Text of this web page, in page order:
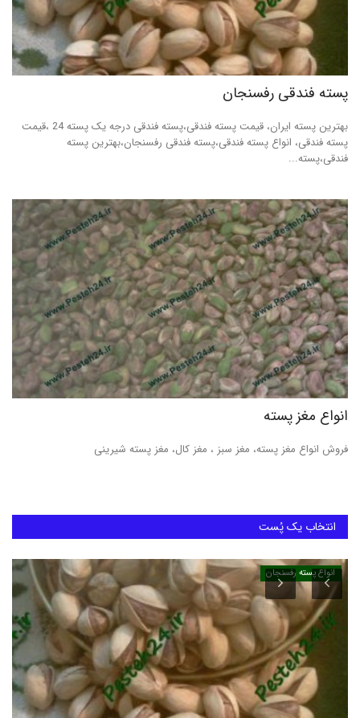
پسته فندقی رفسنجان
بهترین پسته ایران، قیمت پسته فندقی،پسته فندقی درجه یک پسته 24 ،قیمت
پسته فندقی، انواع پسته فندقی،پسته فندقی رفسنجان،بهترین پسته
فندقی،پسته...
انواع مغز پسته
فروش انواع مغز پسته، مغز سبز ، مغز کال، مغز پسته شیرینی
انتخاب یک پُست
انواع پسته رفسنجان